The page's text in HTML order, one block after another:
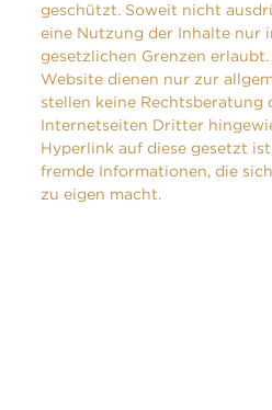
geschützt. Soweit nicht
eine Nutzung der Inhalte nur
gesetzlichen Grenzen
Website dienen nur zur
stellen keine Rechtsberatung
Internetseiten Dritter
Hyperlink auf diese gesetzt
fremde Informationen, die
zu eigen macht.